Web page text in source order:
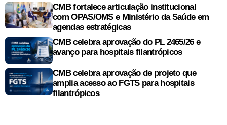
CMB fortalece articulação institucional
com OPAS/OMS e Ministério da Saúde em
agendas estratégicas
CMB celebra aprovação do PL 2465/26 e
avanço para hospitais filantrópicos
CMB celebra aprovação de projeto que
amplia acesso ao FGTS para hospitais
filantrópicos